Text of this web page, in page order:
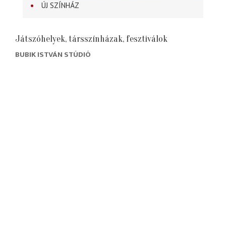
ÚJ SZÍNHÁZ
Játszóhelyek, társszínházak, fesztiválok
BUBIK ISTVÁN STÚDIÓ